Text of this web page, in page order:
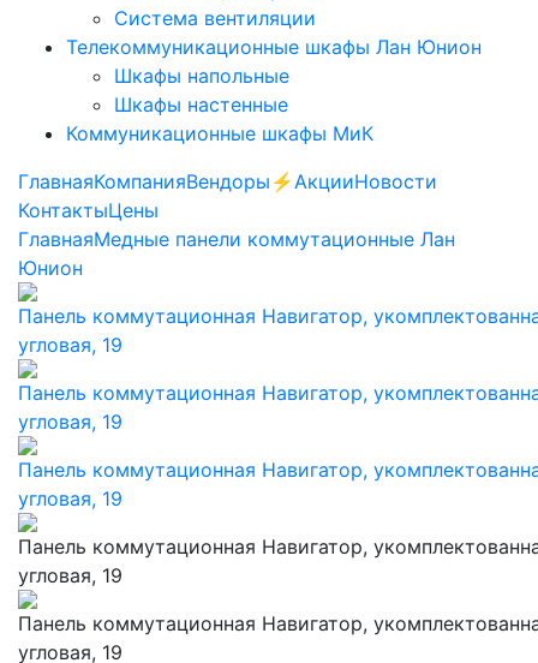
Система вентиляции
Телекоммуникационные шкафы Лан Юнион
Шкафы напольные
Шкафы настенные
Коммуникационные шкафы МиК
ГлавнаяКомпанияВендоры ⚡️АкцииНовости
КонтактыЦены
ГлавнаяМедные панели коммутационные Лан
Юнион